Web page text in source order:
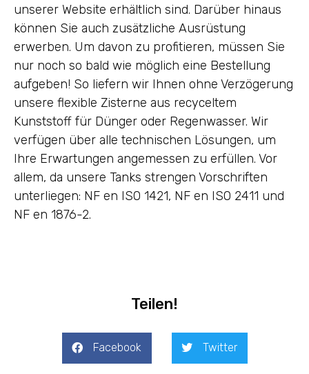
unserer Website erhältlich sind. Darüber hinaus
können Sie auch zusätzliche Ausrüstung
erwerben. Um davon zu profitieren, müssen Sie
nur noch so bald wie möglich eine Bestellung
aufgeben! So liefern wir Ihnen ohne Verzögerung
unsere flexible Zisterne aus recyceltem
Kunststoff für Dünger oder Regenwasser. Wir
verfügen über alle technischen Lösungen, um
Ihre Erwartungen angemessen zu erfüllen. Vor
allem, da unsere Tanks strengen Vorschriften
unterliegen: NF en ISO 1421, NF en ISO 2411 und
NF en 1876-2.
Teilen!
Facebook Twitter